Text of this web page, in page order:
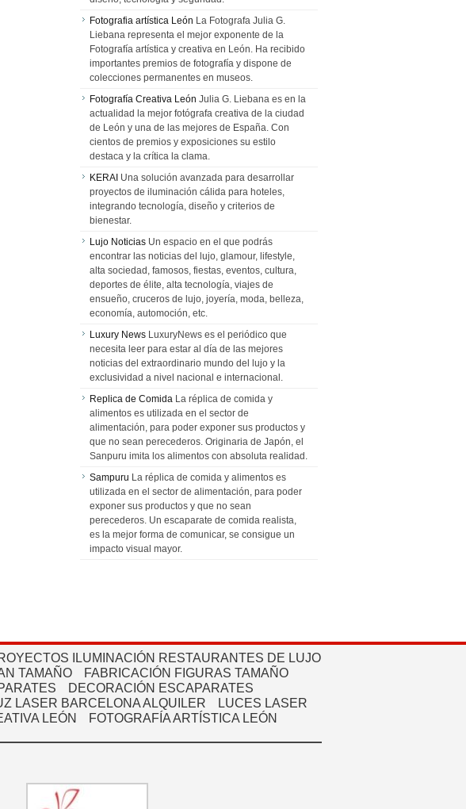
Fotografia artística León La Fotografa Julia G.
Liebana representa el mejor exponente de la
Fotografía artística y creativa en León. Ha recibido
importantes premios de fotografía y dispone de
colecciones permanentes en museos.
Fotografía Creativa León Julia G. Liebana es en la
actualidad la mejor fotógrafa creativa de la ciudad
de León y una de las mejores de España. Con
cientos de premios y exposiciones su estilo
destaca y la crítica la clama.
KERAI Una solución avanzada para desarrollar
proyectos de iluminación cálida para hoteles,
integrando tecnología, diseño y criterios de
bienestar.
Lujo Noticias Un espacio en el que podrás
encontrar las noticias del lujo, glamour, lifestyle,
alta sociedad, famosos, fiestas, eventos, cultura,
deportes de élite, alta tecnología, viajes de
ensueño, cruceros de lujo, joyería, moda, belleza,
economía, automoción, etc.
Luxury News LuxuryNews es el periódico que
necesita leer para estar al día de las mejores
noticias del extraordinario mundo del lujo y la
exclusividad a nivel nacional e internacional.
Replica de Comida La réplica de comida y
alimentos es utilizada en el sector de
alimentación, para poder exponer sus productos y
que no sean perecederos. Originaria de Japón, el
Sanpuru imita los alimentos con absoluta realidad.
Sampuru La réplica de comida y alimentos es
utilizada en el sector de alimentación, para poder
exponer sus productos y que no sean
perecederos. Un escaparate de comida realista,
es la mejor forma de comunicar, se consigue un
impacto visual mayor.
ILUMINACIÓN RESTAURANTES DE LUJO
TAMAÑO
FABRICACIÓN FIGURAS TAMAÑO
DECORACIÓN ESCAPARATES
LASER BARCELONA ALQUILER
LUCES LASER
LEÓN
FOTOGRAFÍA ARTÍSTICA LEÓN